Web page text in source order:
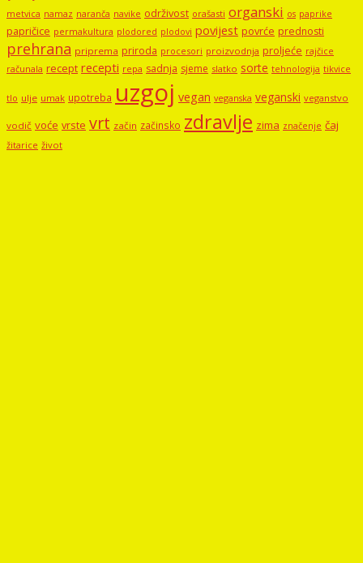
metvica namaz naranča navike održivost orašasti organski os paprike
papričice permakultura plodored plodovi povijest povrće prednosti
prehrana priprema priroda procesori proizvodnja proljeće rajčice
računala recept recepti repa sadnja sjeme slatko sorte tehnologija tikvice
tlo ulje umak upotreba uzgoj vegan veganska veganski veganstvo
vodič voće vrste vrt začin začinsko zdravlje zima značenje čaj
žitarice život